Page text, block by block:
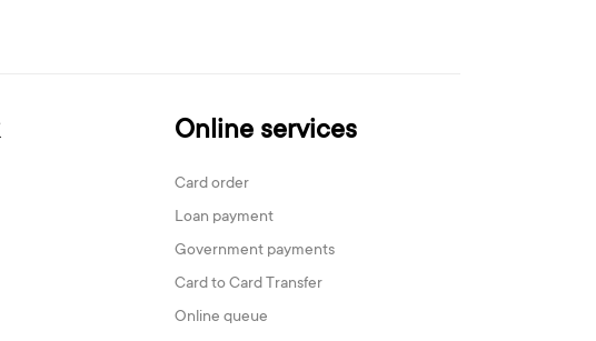
Online services
Card order
Loan payment
Government payments
Card to Card Transfer
Online queue